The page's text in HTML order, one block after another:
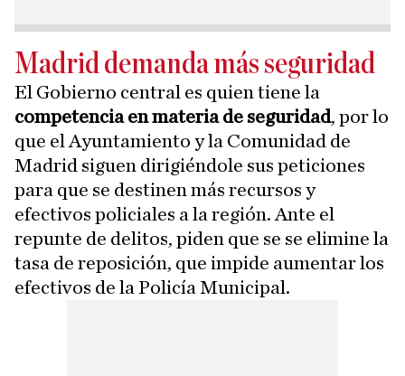
Madrid demanda más seguridad
El Gobierno central es quien tiene la
competencia en materia de seguridad, por lo
que el Ayuntamiento y la Comunidad de
Madrid siguen dirigiéndole sus peticiones
para que se destinen más recursos y
efectivos policiales a la región. Ante el
repunte de delitos, piden que se se elimine la
tasa de reposición, que impide aumentar los
efectivos de la Policía Municipal.